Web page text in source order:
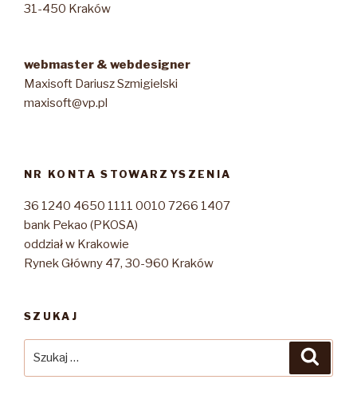
31-450 Kraków
webmaster & webdesigner
Maxisoft Dariusz Szmigielski
maxisoft@vp.pl
NR KONTA STOWARZYSZENIA
36 1240 4650 1111 0010 7266 1407
bank Pekao (PKOSA)
oddział w Krakowie
Rynek Główny 47, 30-960 Kraków
SZUKAJ